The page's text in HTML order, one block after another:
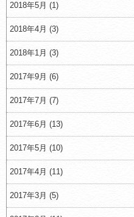
2018年5月 (1)
2018年4月 (3)
2018年1月 (3)
2017年9月 (6)
2017年7月 (7)
2017年6月 (13)
2017年5月 (10)
2017年4月 (11)
2017年3月 (5)